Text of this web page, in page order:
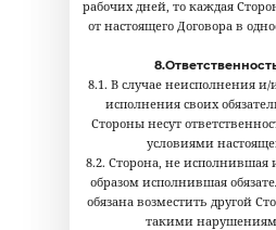
рабочих дней, то каждая
от настоящего Договора в
8.1. В случае неисполнения
исполнения своих
Стороны несут
условиями
8.2. Сторона, не
образом исполнившая
обязана возместить другой
такими